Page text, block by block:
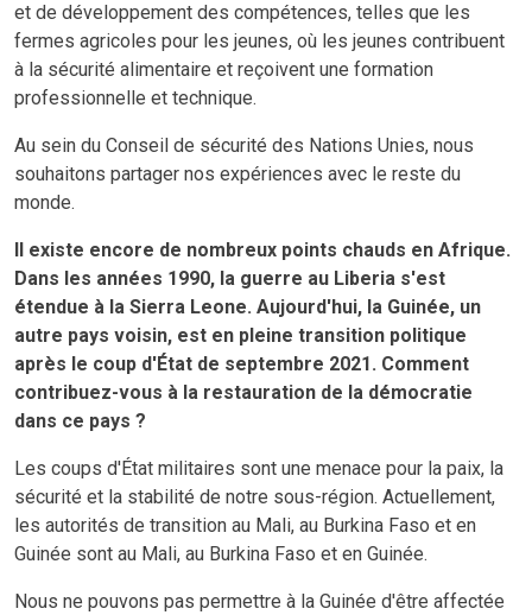
et de développement des compétences, telles que les
fermes agricoles pour les jeunes, où les jeunes contribuent
à la sécurité alimentaire et reçoivent une formation
professionnelle et technique.
Au sein du Conseil de sécurité des Nations Unies, nous
souhaitons partager nos expériences avec le reste du
monde.
Il existe encore de nombreux points chauds en Afrique.
Dans les années 1990, la guerre au Liberia s'est
étendue à la Sierra Leone. Aujourd'hui, la Guinée, un
autre pays voisin, est en pleine transition politique
après le coup d'État de septembre 2021. Comment
contribuez-vous à la restauration de la démocratie
dans ce pays ?
Les coups d'État militaires sont une menace pour la paix, la
sécurité et la stabilité de notre sous-région. Actuellement,
les autorités de transition au Mali, au Burkina Faso et en
Guinée sont au Mali, au Burkina Faso et en Guinée.
Nous ne pouvons pas permettre à la Guinée d'être affectée